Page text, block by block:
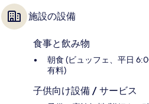
施設の設備
食事と飲み物
朝食 (ビュッフェ、平日
有料)
子供向け設備 / サービス